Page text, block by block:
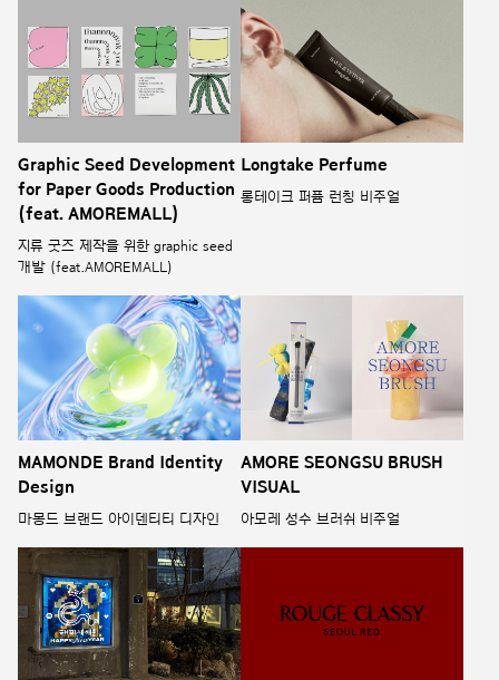
Graphic Seed Development
for Paper Goods Production
(feat. AMOREMALL)
지류 굿즈 제작을 위한 graphic seed
개발 (feat.AMOREMALL)
Longtake Perfume
롱테이크 퍼퓸 런칭 비주얼
MAMONDE Brand Identity
Design
마몽드 브랜드 아이덴티티 디자인
AMORE SEONGSU BRUSH
VISUAL
아모레 성수 브러쉬 비주얼